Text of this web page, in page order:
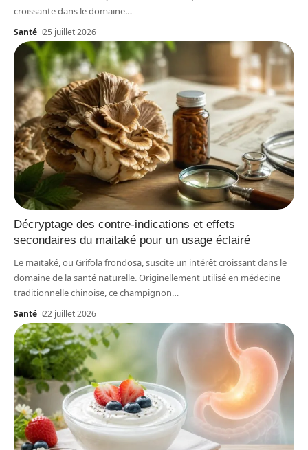
croissante dans le domaine…
Santé 25 juillet 2026
Décryptage des contre-indications et effets
secondaires du maitaké pour un usage éclairé
Le maïtaké, ou Grifola frondosa, suscite un intérêt croissant dans le
domaine de la santé naturelle. Originellement utilisé en médecine
traditionnelle chinoise, ce champignon…
Santé 22 juillet 2026